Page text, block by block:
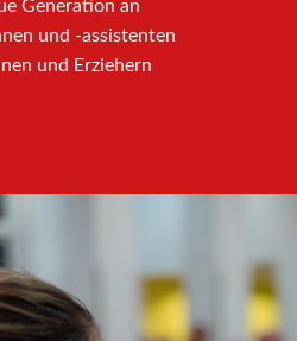
Generation an
und -assistenten
und Erziehern